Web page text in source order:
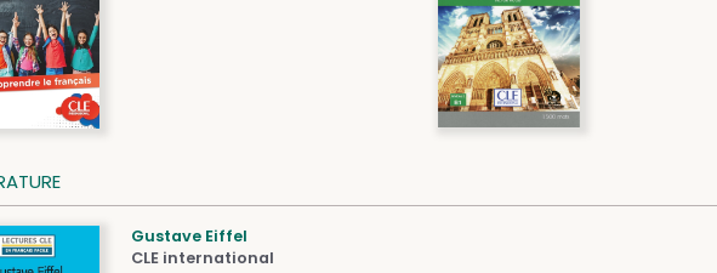
Gustave Eiffel
CLE international